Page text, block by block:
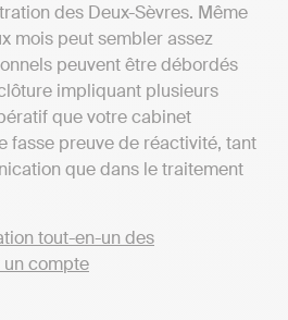
des Deux-Sèvres. Même
mois peut sembler assez
peuvent être débordés
impliquant plusieurs
que votre cabinet
fasse preuve de réactivité, tant
que dans le traitement